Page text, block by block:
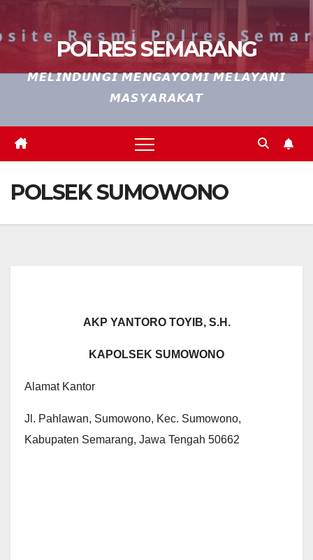
POLRES SEMARANG
𝙈𝙀𝙇𝙄𝙉𝘿𝙐𝙉𝙂𝙄 𝙈𝙀𝙉𝙂𝘼𝙔𝙊𝙈𝙄 𝙈𝙀𝙇𝘼𝙔𝘼𝙉𝙄
𝙈𝘼𝙎𝙔𝘼𝙍𝘼𝙆𝘼𝙏
POLSEK SUMOWONO
AKP YANTORO TOYIB, S.H.
KAPOLSEK SUMOWONO
Alamat Kantor
Jl. Pahlawan, Sumowono, Kec. Sumowono,
Kabupaten Semarang, Jawa Tengah 50662